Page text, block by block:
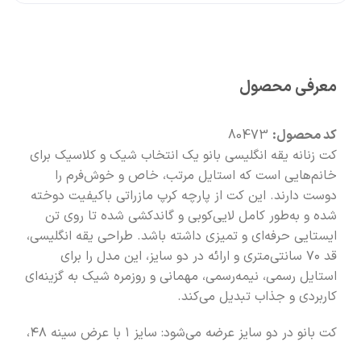
معرفی محصول
کد محصول: 80473
کت زنانه یقه انگلیسی بانو یک انتخاب شیک و کلاسیک برای
خانم‌هایی است که استایل مرتب، خاص و خوش‌فرم را
دوست دارند. این کت از پارچه کرپ مازراتی باکیفیت دوخته
شده و به‌طور کامل لایی‌کوبی و گاندکشی شده تا روی تن
ایستایی حرفه‌ای و تمیزی داشته باشد. طراحی یقه انگلیسی،
قد ۷۰ سانتی‌متری و ارائه در دو سایز، این مدل را برای
استایل رسمی، نیمه‌رسمی، مهمانی و روزمره شیک به گزینه‌ای
کاربردی و جذاب تبدیل می‌کند.
کت بانو در دو سایز عرضه می‌شود: سایز ۱ با عرض سینه ۴۸،